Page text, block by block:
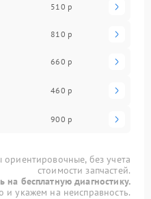
510 р
810 р
660 р
460 р
900 р
без учета
стоимости запчастей.
на бесплатную диагностику.
укажем на неисправность.